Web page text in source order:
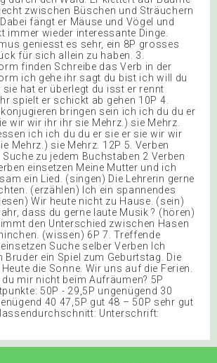
zwischen Büschen und Sträuchern
fängt er Mäuse und Vögel und
immer wieder interessante Dinge.
geniesst es sehr, ein 8P grosses
für sich allein zu haben. 3.
finden Schreibe das Verb in der
ich gehe ihr sagt du bist ich will du
hat er überlegt du isst er rennt
spielt er schickt ab gehen 10P 4.
bringen sein ich ich du du er
wir wir ihr ihr sie Mehrz.) sie Mehrz.
ich ich du du er sie er sie wir wir
Mehrz.) sie Mehrz. 12P 5. Verben
zu jedem Buchstaben 2 Verben
einsetzen Meine Mutter und ich
ein Lied. (singen) Die Lehrerin gerne
(erzählen) Ich ein spannendes
Wir heute nicht zu Hause. (sein)
dass du gerne laute Musik ? (hören)
den Unterschied zwischen Hasen
(wissen) 6P 7. Treffende
Suche selber Verben Ich
Bruder ein Spiel zum Geburtstag. Die
Heute die Sonne. Wir uns auf die Ferien.
mir nicht beim Aufräumen? 5P
50P - 29,5P ungenügend 30
40 47,5P gut 48 – 50P sehr gut
Unterschrift: